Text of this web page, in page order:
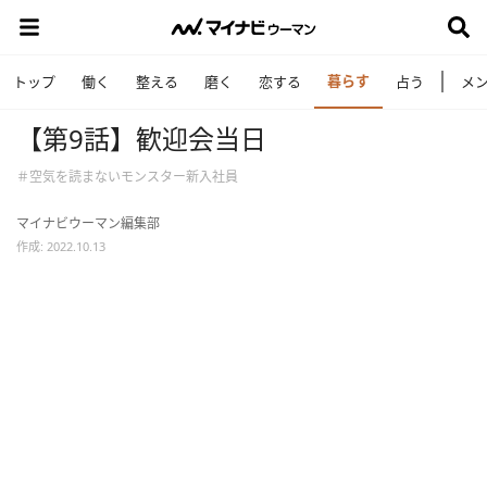
トップ 働く 整える 磨く 恋する 暮らす 占う メ
【第9話】歓迎会当日
＃空気を読まないモンスター新入社員
マイナビウーマン編集部
作成: 2022.10.13